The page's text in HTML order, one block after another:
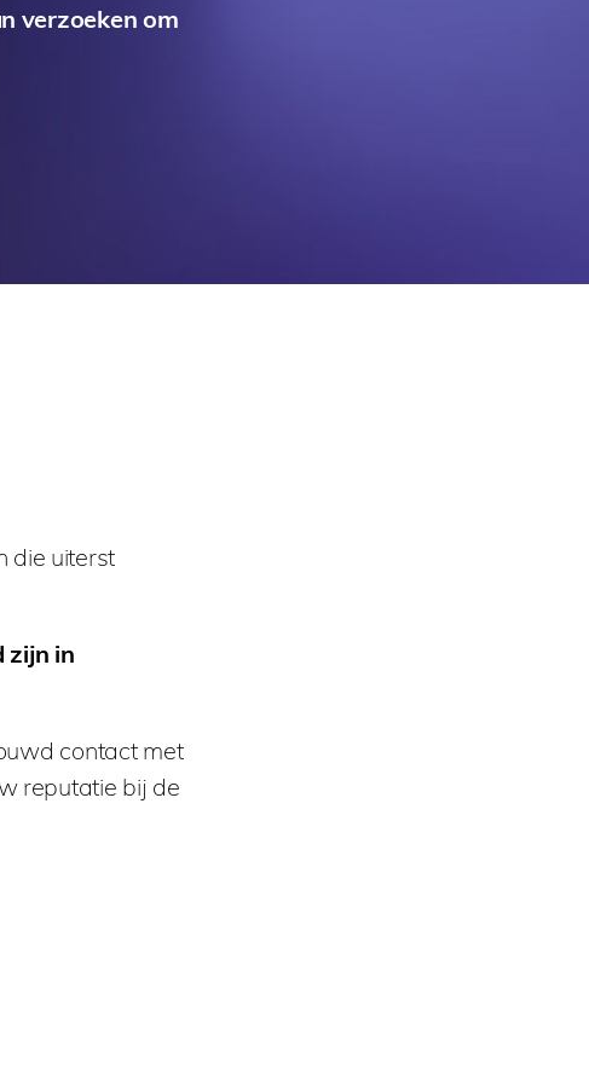
verzoeken om
die uiterst
zijn in
contact met
reputatie bij de